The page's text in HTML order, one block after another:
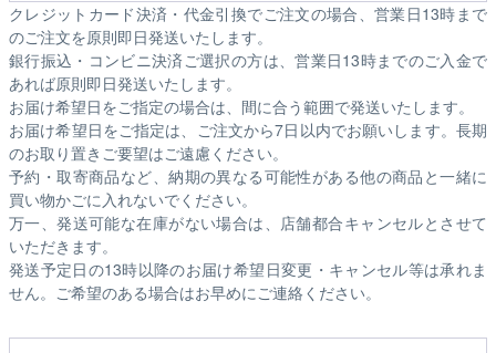
クレジットカード決済・代金引換でご注文の場合、営業日13時まで
のご注文を原則即日発送いたします。
銀行振込・コンビニ決済ご選択の方は、営業日13時までのご入金で
あれば原則即日発送いたします。
お届け希望日をご指定の場合は、間に合う範囲で発送いたします。
お届け希望日をご指定は、ご注文から7日以内でお願いします。長期
のお取り置きご要望はご遠慮ください。
予約・取寄商品など、納期の異なる可能性がある他の商品と一緒に
買い物かごに入れないでください。
万一、発送可能な在庫がない場合は、店舗都合キャンセルとさせて
いただきます。
発送予定日の13時以降のお届け希望日変更・キャンセル等は承れま
せん。ご希望のある場合はお早めにご連絡ください。